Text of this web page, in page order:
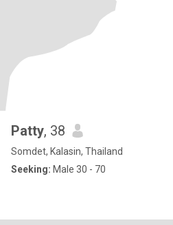
Patty, 38
Somdet, Kalasin, Thailand
Seeking: Male 30 - 70